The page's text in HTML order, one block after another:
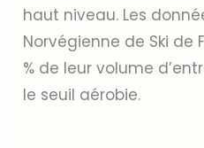
haut niveau. Les
Norvégienne de Ski de
% de leur volume
le seuil aérobie.